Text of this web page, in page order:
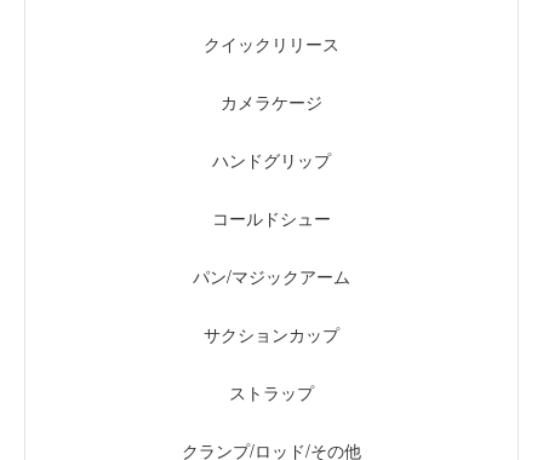
クイックリリース
カメラケージ
ハンドグリップ
コールドシュー
パン/マジックアーム
サクションカップ
ストラップ
クランプ/ロッド/その他